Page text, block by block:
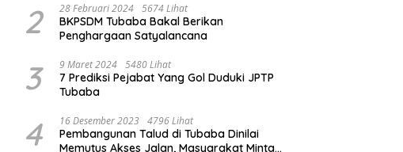
2 28 Februari 2024 5674 Lihat
BKPSDM Tubaba Bakal Berikan
Penghargaan Satyalancana
3 9 Maret 2024 5480 Lihat
7 Prediksi Pejabat Yang Gol Duduki JPTP
Tubaba
4 16 Desember 2023 4796 Lihat
Pembangunan Talud di Tubaba Dinilai
Memutus Akses Jalan, Masyarakat Minta